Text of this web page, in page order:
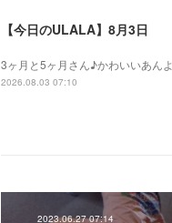
【今日のULALA】8月3日
3ヶ月と5ヶ月さん♪かわいいあん
2026.08.03 07:10
2023.06.27 07:14